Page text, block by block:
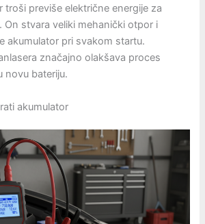
troši previše električne energije za
On stvara veliki mehanički otpor i
akumulator pri svakom startu.
značajno olakšava proces
novu bateriju.
akumulator